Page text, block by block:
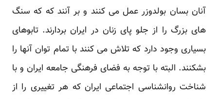
آنان بسان بولدوزر عمل می کنند و بر آنند که که سنگ
های بزرگ را از جلو پای زنان در ایران بردارند. تابوهای
بسیاری وجود دارد که تلاش می کنند با تمام توان آنها را
بشکنند. البته با توجه به فضای فرهنگی جامعه ایران و با
شناخت روانشناسی اجتماعی ایران که هر تغییری را از